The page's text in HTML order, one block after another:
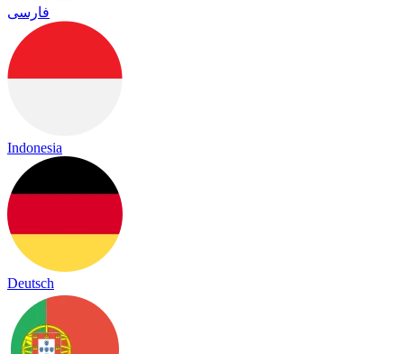
فارسی
Indonesia
Deutsch